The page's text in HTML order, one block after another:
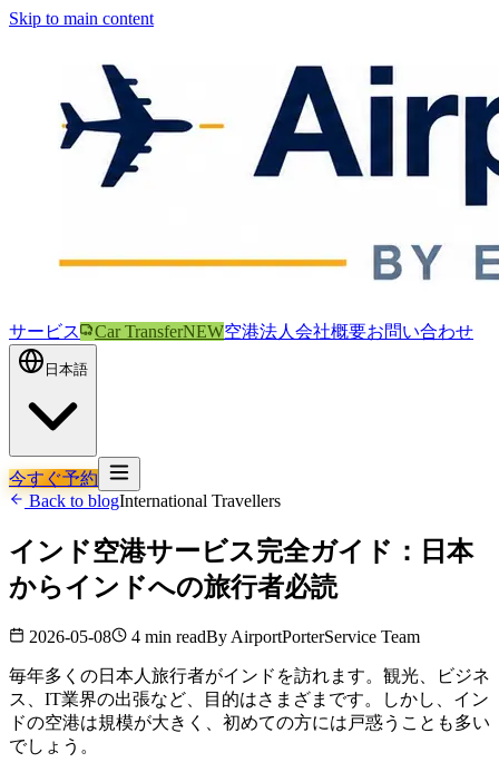
Skip to main content
サービス Car TransferNEW空港法人 会社概要お問い合わせ
日本語
今すぐ予約
Back to blogInternational Travellers
インド空港サービス完全ガイド：日本
からインドへの旅行者必読
2026-05-08 4 min readBy AirportPorterService Team
毎年多くの日本人旅行者がインドを訪れます。観光、ビジネ
ス、IT業界の出張など、目的はさまざまです。しかし、イン
ドの空港は規模が大きく、初めての方には戸惑うことも多い
でしょう。